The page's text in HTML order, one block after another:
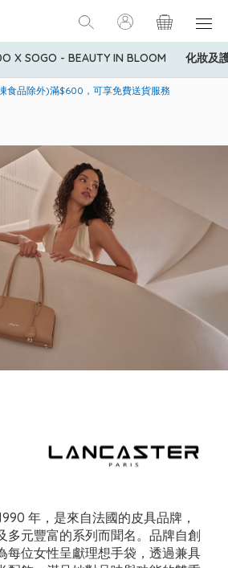
X SOGO - BEAUTY IN BLOOM 化妝及
用卡會員購物禮遇：高達5%簽賬回贈！
食品除外)滿$600，可享免費送貨服務
用於指定商品，若訂單金額少於HK$600(折
年，是來自法國的皮具品牌，
多元豐富的系列而聞名。品牌自創
每位女性呈獻理想手袋，透過兼具